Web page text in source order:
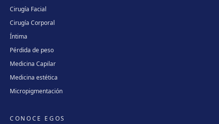
Cirugía Facial
Cirugía Corporal
Íntima
Pérdida de peso
Medicina Capilar
Medicina estética
Micropigmentación
CONOCE EGOS